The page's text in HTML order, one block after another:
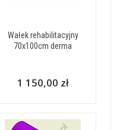
Wałek rehabilitacyjny
70x100cm derma
1 150,00 zł